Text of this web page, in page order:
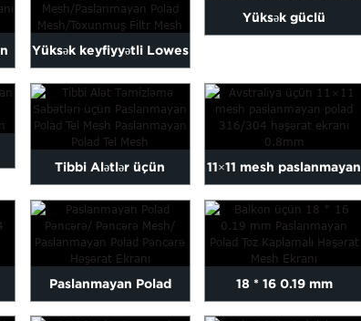
Yüksək keyfiyyətli Lowes
Düz Toxuculuq 316 304
SS Ləkə...
Yüksək güclü
hörgü / tel ro ...
Tibbi Alətlər üçün
Paslanmayan Polad Tel
Mesh...
11×11 mesh paslanmayan
polad 316/304 insec...
Paslanmayan Polad
Pəncərə / Pəncərə Mesh /
18 * 16 0.19 mm
Paslanmayan Polad Toz